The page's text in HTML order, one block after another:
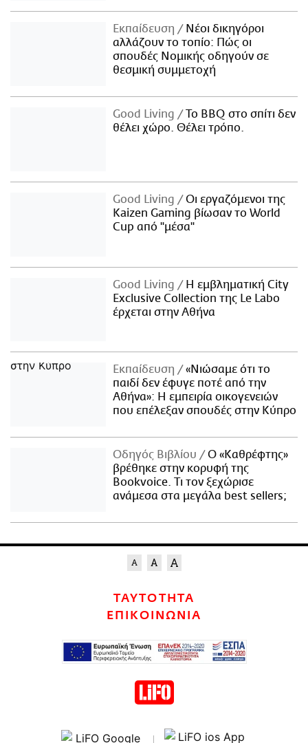
Εκπαίδευση
Νέοι δικηγόροι
αλλάζουν το τοπίο: Πώς οι
σπουδές Νομικής οδηγούν σε
θεσμική συμμετοχή
Good Living
Το BBQ στο σπίτι δεν
θέλει χώρο. Θέλει τρόπο.
Good Living
Οι εργαζόμενοι της
Kaizen Gaming βίωσαν το World
Cup από "μέσα"
Good Living
Η εμβληματική City
Exclusive Collection της Le Labo
έρχεται στην Αθήνα
Εκπαίδευση
«Νιώσαμε ότι το
παιδί δεν έφυγε ποτέ από την
Αθήνα»: Η εμπειρία οικογενειών
που επέλεξαν σπουδές στην Κύπρο
Οδηγός Βιβλίου
Ο «Καθρέφτης»
βρέθηκε στην κορυφή της
Bookvoice. Τι τον ξεχώρισε
ανάμεσα στα μεγάλα best sellers;
ΤΑΥΤΟΤΗΤΑ
ΕΠΙΚΟΙΝΩΝΙΑ